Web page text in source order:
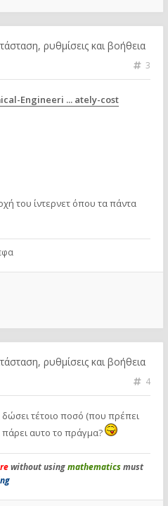
ρυθμίσεις και βοήθεια
3
Engineeri ... ately-cost
του ίντερνετ όπου τα πάντα
ρυθμίσεις και βοήθεια
4
τέτοιο ποσό (που πρέπει
πάρει αυτο το πράγμα?
without usingmathematicsmust